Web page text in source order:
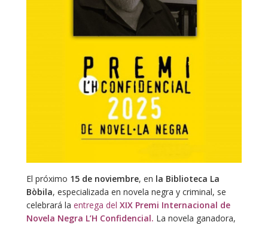
El próximo 15 de noviembre, en la Biblioteca La
Bòbila, especializada en novela negra y criminal, se
celebrará la entrega del XIX Premi Internacional de
Novela Negra L’H Confidencial. La novela ganadora,